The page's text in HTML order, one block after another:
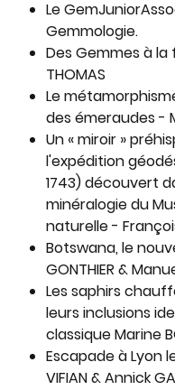
Le
Gemmologie.
Des Gemmes à la
THOMAS
Le
des émeraudes -
Un « miroir »
l'expédition
1743) découvert
minéralogie du
naturelle -
Botswana, le
GONTHIER &
Les saphirs
leurs inclusions
classique Marine
Escapade à Lyon
VIFIAN & Annick